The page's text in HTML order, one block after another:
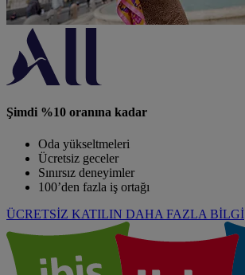
Şimdi %10 oranına kadar
Oda yükseltmeleri
Ücretsiz geceler
Sınırsız deneyimler
100’den fazla iş ortağı
ÜCRETSİZ KATILIN DAHA FAZLA BİLGİ